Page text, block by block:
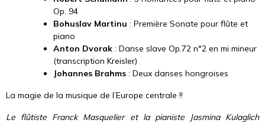
Op. 94
Bohuslav Martinu : Première Sonate pour flûte et
piano
Anton Dvorak : Danse slave Op.72 n°2 en mi mineur
(transcription Kreisler)
Johannes Brahms : Deux danses hongroises
La magie de la musique de l’Europe centrale !!
Le flûtiste Franck Masquelier et la pianiste Jasmina Kulaglich